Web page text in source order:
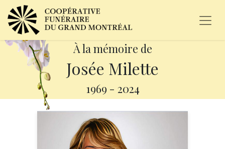
À la mémoire de
Josée Milette
1969 - 2024